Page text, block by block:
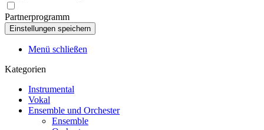
Partnerprogramm
Menü schließen
Kategorien
Instrumental
Vokal
Ensemble und Orchester
Ensemble